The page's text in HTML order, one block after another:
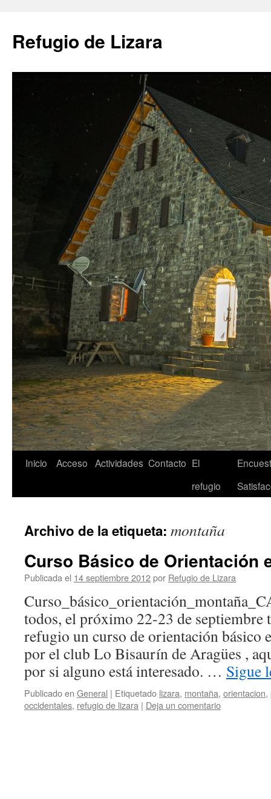
contenido
Refugio de Lizara
Inicio Acceso Actividades Contacto El
refugio
Archivo de la etiqueta: montaña
Curso Básico de Orientación
Publicada el 14 septiembre 2012por Refugio de Lizara
todos, el próximo 22-23 de septiembre
refugio un curso de orientación básico
por el club Lo Bisaurín de Aragües ,
por si alguno está interesado. … Sigue
Publicado en General | Etiquetado lizara, montaña, orientacion,
occidentales, refugio de lizara | Deja un comentario